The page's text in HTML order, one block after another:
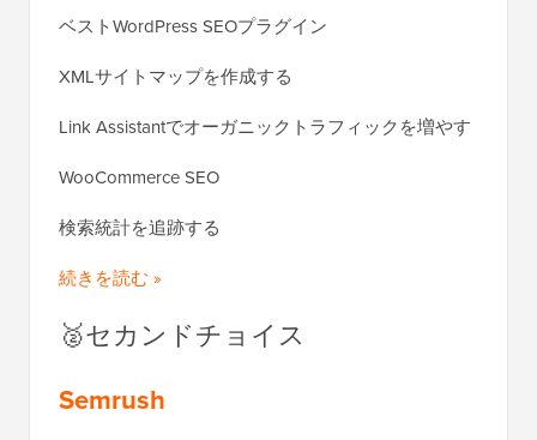
ベストWordPress SEOプラグイン
XMLサイトマップを作成する
Link Assistantでオーガニックトラフィックを増やす
WooCommerce SEO
検索統計を追跡する
続きを読む »
🥈セカンドチョイス
Semrush